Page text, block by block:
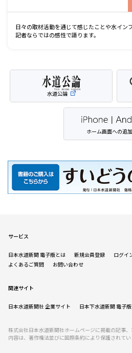
日々の取材活動を通じて感じたことや水イン
記者ならではの感性で語ります。
水道公論
ホーム画面への追
サービス
日本水道新聞 電子版とは 新規会員登録 ログイ
よくあるご質問
お問い合わせ
関連サイト
日本水道新聞社 企業サイト 日本下水道新聞 電子版
株式会社日本水道新聞社ホームページに掲載の記事
内容は、著作権法並びに国際条約により保護されてい